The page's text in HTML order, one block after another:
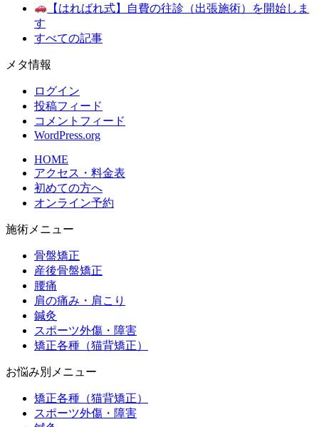
【はればれ式】自費の往診（出張施術）を開始しま
す
すべての記事
メタ情報
ログイン
投稿フィード
コメントフィード
WordPress.org
HOME
アクセス・料金表
初めての方へ
オンライン予約
施術メニュー
骨盤矯正
産後骨盤矯正
腰痛
肩の痛み・肩こり
鍼灸
スポーツ外傷・障害
矯正各種（猫背矯正）
お悩み別メニュー
矯正各種（猫背矯正）
スポーツ外傷・障害